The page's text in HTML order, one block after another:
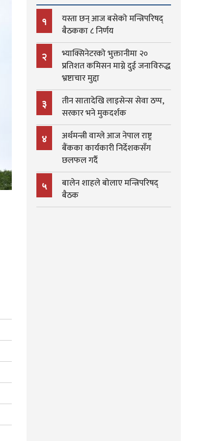
१
यस्ता छन् आज बसेको मन्त्रिपरिषद्
बैठकका ८ निर्णय
२
भ्याक्सिनेटरको भुक्तानीमा २०
प्रतिशत कमिसन माग्ने दुई जनाविरुद्ध
भ्रष्टाचार मुद्दा
३
तीन सातादेखि लाइसेन्स सेवा ठप्प,
सरकार भने मुकदर्शक
४
अर्थमन्त्री वाग्ले आज नेपाल राष्ट्र
बैंकका कार्यकारी निर्देशकसँग
छलफल गर्दै
५
बालेन शाहले बोलाए मन्त्रिपरिषद्
बैठक